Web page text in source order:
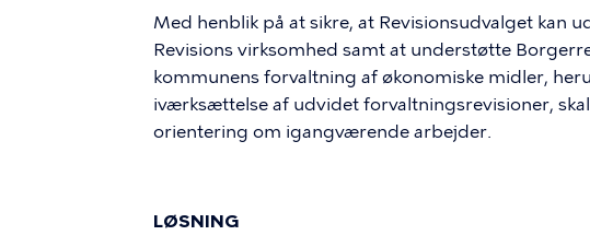
Med henblik på at sikre, at Revisionsudvalget kan
Revisions virksomhed samt at understøtte
kommunens forvaltning af økonomiske midler,
iværksættelse af udvidet forvaltningsrevisioner,
orientering om igangværende arbejder.
LØSNING